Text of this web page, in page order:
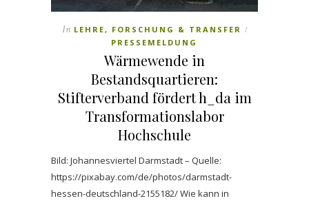
In LEHRE, FORSCHUNG & TRANSFER /
PRESSEMELDUNG
Wärmewende in
Bestandsquartieren:
Stifterverband fördert h_da im
Transformationslabor
Hochschule
Bild: Johannesviertel Darmstadt – Quelle:
https://pixabay.com/de/photos/darmstadt-
hessen-deutschland-2155182/ Wie kann in